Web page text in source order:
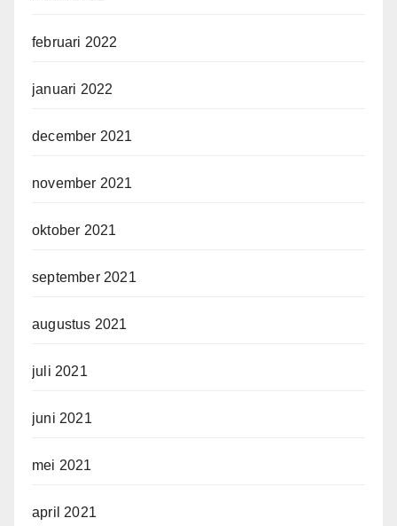
februari 2022
januari 2022
december 2021
november 2021
oktober 2021
september 2021
augustus 2021
juli 2021
juni 2021
mei 2021
april 2021